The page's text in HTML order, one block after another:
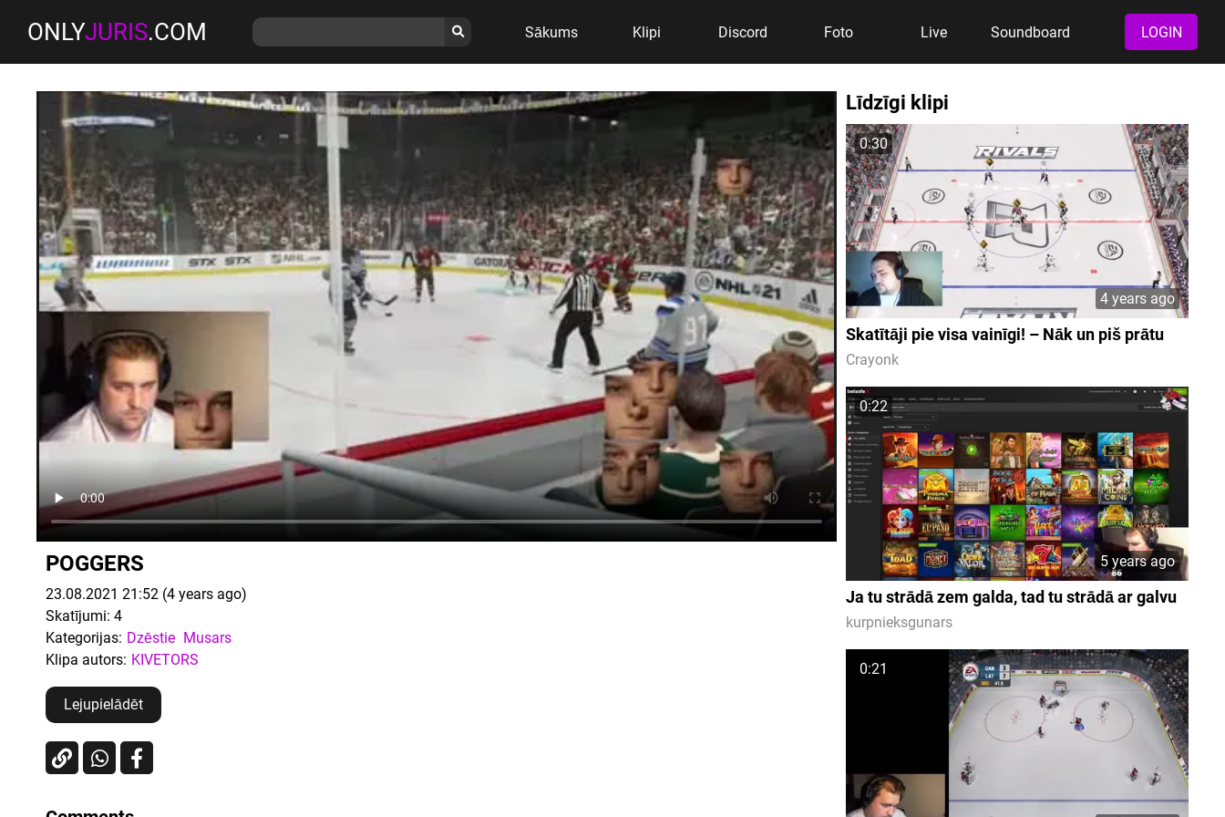
ONLYJURIS.COM Sākums Klipi Discord Foto Live Soundboard LOGIN
POGGERS
23.08.2021 21:52 (4 years ago)
Skatījumi: 4
Kategorijas: Dzēstie Musars
Klipa autors: KIVETORS
Lejupielādēt
Līdzīgi klipi
0:30
4 years ago
Skatītāji pie visa vainīgi! – Nāk un piš prātu
Crayonk
0:22
5 years ago
Ja tu strādā zem galda, tad tu strādā ar galvu
kurpnieksgunars
0:21